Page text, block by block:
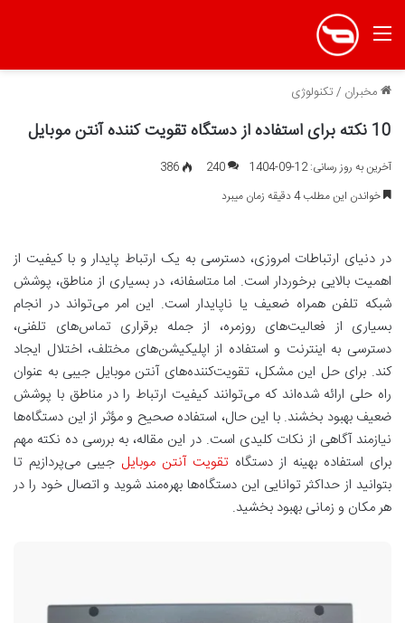
منو
مخبران /تکنولوژی
10 نکته برای استفاده از دستگاه تقویت کننده آنتن موبایل
آخرین به روز رسانی: 12-09-1404 240
386
خواندن این مطلب 4 دقیقه زمان میبرد
در دنیای ارتباطات امروزی، دسترسی به یک ارتباط پایدار و با کیفیت از
اهمیت بالایی برخوردار است. اما متاسفانه، در بسیاری از مناطق، پوشش
شبکه تلفن همراه ضعیف یا ناپایدار است. این امر می‌تواند در انجام
بسیاری از فعالیت‌های روزمره، از جمله برقراری تماس‌های تلفنی،
دسترسی به اینترنت و استفاده از اپلیکیشن‌های مختلف، اختلال ایجاد
کند. برای حل این مشکل، تقویت‌کننده‌های آنتن موبایل جیبی به عنوان
راه حلی ارائه شده‌اند که می‌توانند کیفیت ارتباط را در مناطق با پوشش
ضعیف بهبود بخشند. با این حال، استفاده صحیح و مؤثر از این دستگاه‌ها
نیازمند آگاهی از نکات کلیدی است. در این مقاله، به بررسی ده نکته مهم
برای استفاده بهینه از دستگاه تقویت‌ آنتن موبایل جیبی می‌پردازیم تا
بتوانید از حداکثر توانایی این دستگاه‌ها بهره‌مند شوید و اتصال خود را در
هر مکان و زمانی بهبود بخشید.